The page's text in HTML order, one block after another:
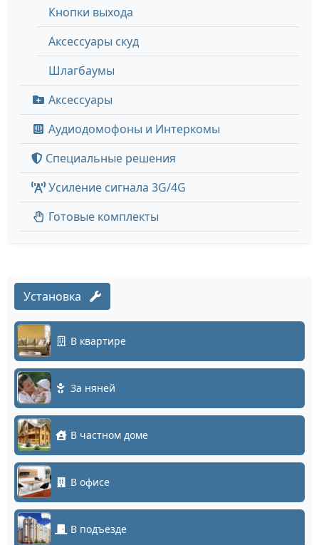
Кнопки выхода
Аксессуары скуд
Шлагбаумы
Аксессуары
Аудиодомофоны и Интеркомы
Специальные решения
Усиление сигнала 3G/4G
Готовые комплекты
Установка
В квартире
За няней
В частном доме
В офисе
В подъезде